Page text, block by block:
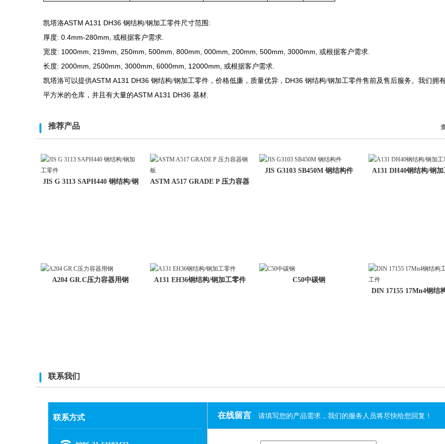
凯塔洛ASTM A131 DH36 钢结构/钢加工零件尺寸范围 :
厚度: 0.4mm-280mm, 或根据客户需求
宽度: 1000mm, 219mm, 250mm, 500mm, 800mm, 000mm, 200mm, 500mm, 3000mm, 或根据客户需求
长度: 2000mm, 2500mm, 3000mm, 6000mm, 12000mm, 或根据客户需求
凯塔洛可以提供ASTM A131 DH36 钢结构/钢加工零件， 价格低廉，质量优异， DH36 钢结构/钢加工零件售前及售后服务。我们拥
平方米的仓库，并且有大量的ASTM A131 DH36 基材
推荐产品
JIS G 3113 SAPH440 钢结构/钢
ASTM A517 GRADE P 压力容器
JIS G3103 SB450M 钢结构件 A131 DH40钢结构/钢
A204 GR.C压力容器用钢 A131 EH36钢结构/钢加工零件
C50中碳钢
DIN 17155 17Mn4钢结
联系我们
联系方式 在线留言 请填写您的产品需求，我们的服务人员将尽快给您回复！